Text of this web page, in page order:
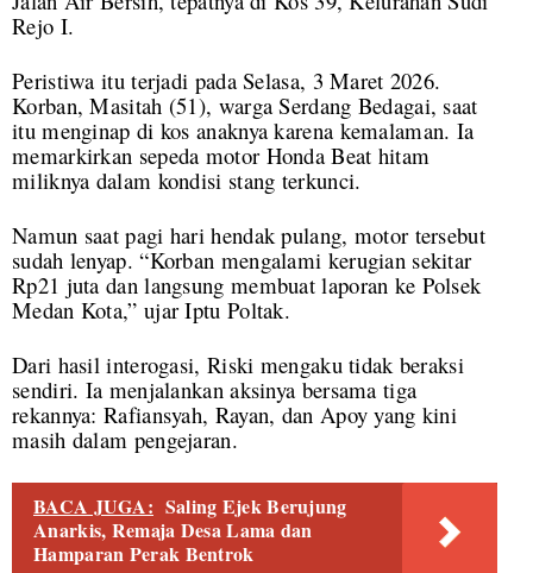
Rejo I.
Peristiwa itu terjadi pada Selasa, 3 Maret 2026.
Korban, Masitah (51), warga Serdang Bedagai, saat
itu menginap di kos anaknya karena kemalaman. Ia
memarkirkan sepeda motor Honda Beat hitam
miliknya dalam kondisi stang terkunci.
Namun saat pagi hari hendak pulang, motor tersebut
sudah lenyap. “Korban mengalami kerugian sekitar
Rp21 juta dan langsung membuat laporan ke Polsek
Medan Kota,” ujar Iptu Poltak.
Dari hasil interogasi, Riski mengaku tidak beraksi
sendiri. Ia menjalankan aksinya bersama tiga
rekannya: Rafiansyah, Rayan, dan Apoy yang kini
masih dalam pengejaran.
BACA JUGA: Saling Ejek Berujung
Anarkis, Remaja Desa Lama dan
Hamparan Perak Bentrok